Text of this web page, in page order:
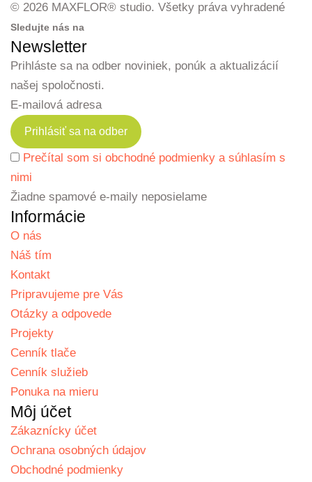
© 2026 MAXFLOR® studio. Všetky práva vyhradené
Sledujte nás na
Newsletter
Prihláste sa na odber noviniek, ponúk a aktualizácií
našej spoločnosti.
E-mailová adresa
Prečítal som si obchodné podmienky a súhlasím s
nimi
Žiadne spamové e-maily neposielame
Informácie
O nás
Náš tím
Kontakt
Pripravujeme pre Vás
Otázky a odpovede
Projekty
Cenník tlače
Cenník služieb
Ponuka na mieru
Môj účet
Zákaznícky účet
Ochrana osobných údajov
Obchodné podmienky